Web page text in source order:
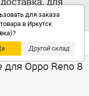
для заказа
в Иркутск
Другой склад
выбирайте
склад!
Oppo Reno 8